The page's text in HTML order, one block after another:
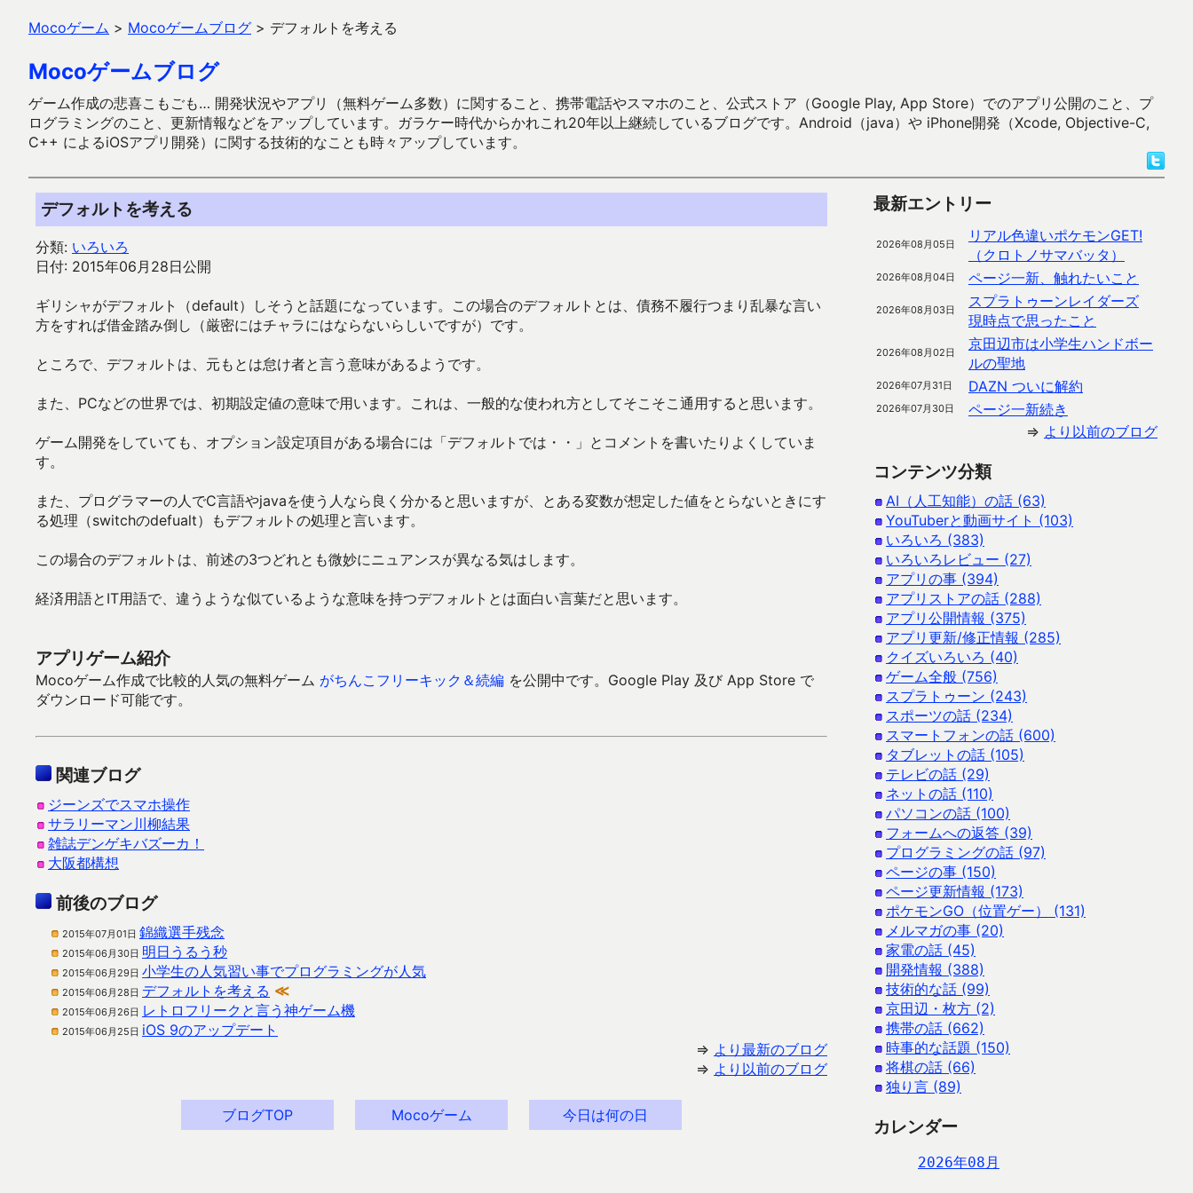
Mocoゲーム > Mocoゲームブログ > デフォルトを考える
Mocoゲームブログ
ゲーム作成の悲喜こもごも… 開発状況やアプリ（無料ゲーム多数）に関すること、携帯電話やスマホのこと、公式ストア（Google Play, App Store）でのアプリ公開のこと、プ
ログラミングのこと、更新情報などをアップしています。ガラケー時代からかれこれ20年以上継続しているブログです。Android（java）や iPhone開発（Xcode, Objective-C,
C++ によるiOSアプリ開発）に関する技術的なことも時々アップしています。
デフォルトを考える
分類: いろいろ
日付: 2015年06月28日公開
ギリシャがデフォルト（default）しそうと話題になっています。この場合のデフォルトとは、債務不履行つまり乱暴な言い
方をすれば借金踏み倒し（厳密にはチャラにはならないらしいですが）です。
ところで、デフォルトは、元もとは怠け者と言う意味があるようです。
また、PCなどの世界では、初期設定値の意味で用います。これは、一般的な使われ方としてそこそこ通用すると思います。
ゲーム開発をしていても、オプション設定項目がある場合には「デフォルトでは・・」とコメントを書いたりよくしていま
す。
また、プログラマーの人でC言語やjavaを使う人なら良く分かると思いますが、とある変数が想定した値をとらないときにす
る処理（switchのdefualt）もデフォルトの処理と言います。
この場合のデフォルトは、前述の3つどれとも微妙にニュアンスが異なる気はします。
経済用語とIT用語で、違うような似ているような意味を持つデフォルトとは面白い言葉だと思います。
アプリゲーム紹介
Mocoゲーム作成で比較的人気の無料ゲーム がちんこフリーキック＆続編 を公開中です。Google Play 及び App Store で
ダウンロード可能です。
関連ブログ
ジーンズでスマホ操作
サラリーマン川柳結果
雑誌デンゲキバズーカ！
大阪都構想
前後のブログ
2015年07月01日 錦織選手残念
2015年06月30日 明日うるう秒
2015年06月29日 小学生の人気習い事でプログラミングが人気
2015年06月28日 デフォルトを考える ≪
2015年06月26日 レトロフリークと言う神ゲーム機
2015年06月25日 iOS 9のアップデート
⇒ より最新のブログ
⇒ より以前のブログ
ブログTOP Mocoゲーム 今日は何の日
最新エントリー
2026年08月05日
リアル色違いポケモンGET!
（クロトノサマバッタ）
2026年08月04日 ページ一新、触れたいこと
2026年08月03日
スプラトゥーンレイダーズ
現時点で思ったこと
2026年08月02日
京田辺市は小学生ハンドボー
ルの聖地
2026年07月31日 DAZN ついに解約
2026年07月30日
ページ一新続き
⇒ より以前のブログ
コンテンツ分類
AI（人工知能）の話 (63)
YouTuberと動画サイト (103)
いろいろ (383)
いろいろレビュー (27)
アプリの事 (394)
アプリストアの話 (288)
アプリ公開情報 (375)
アプリ更新/修正情報 (285)
クイズいろいろ (40)
ゲーム全般 (756)
スプラトゥーン (243)
スポーツの話 (234)
スマートフォンの話 (600)
タブレットの話 (105)
テレビの話 (29)
ネットの話 (110)
パソコンの話 (100)
フォームへの返答 (39)
プログラミングの話 (97)
ページの事 (150)
ページ更新情報 (173)
ポケモンGO（位置ゲー） (131)
メルマガの事 (20)
家電の話 (45)
開発情報 (388)
技術的な話 (99)
京田辺・枚方 (2)
携帯の話 (662)
時事的な話題 (150)
将棋の話 (66)
独り言 (89)
カレンダー
2026年08月